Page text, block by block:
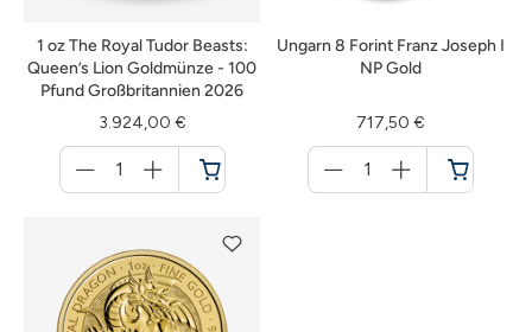
1 oz The Royal Tudor Beasts:
Queen’s Lion Goldmünze - 100
Pfund Großbritannien 2026
3.924,00 €
für
Warenkorb
Ungarn 8 Forint Franz Joseph I
NP Gold
717,50 €
für
Warenkorb